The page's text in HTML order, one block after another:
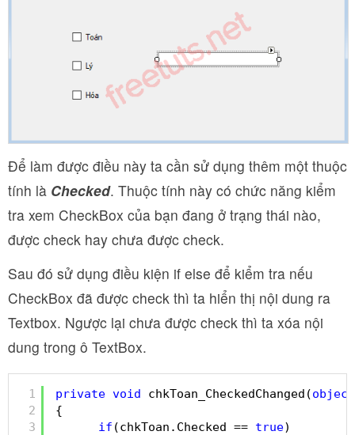
Để làm được điều này ta cần sử dụng thêm một thuộc
tính là Checked. Thuộc tính này có chức năng kiểm
tra xem CheckBox của bạn đang ở trạng thái nào,
được check hay chưa được check.
Sau đó sử dụng điều kiện if else để kiểm tra nếu
CheckBox đã được check thì ta hiển thị nội dung ra
Textbox. Ngược lại chưa được check thì ta xóa nội
dung trong ô TextBox.
1
2
3
private void chkToan_CheckedChanged(object
{
if (chkToan.Checked == true)